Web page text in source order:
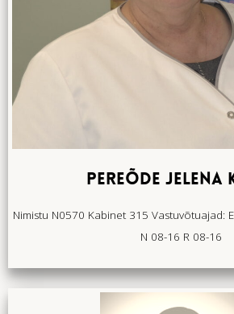
PEREÕDE JELENA
Nimistu N0570 Kabinet 315 Vastuvõtuajad:
N 08-16 R 08-16